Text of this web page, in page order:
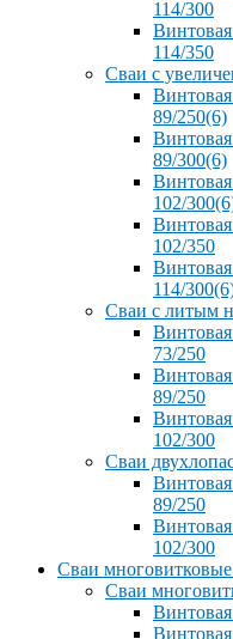
114/300
114/350
Сваи с
89/250(6)
89/300(6)
102/
102/350
114/
Сваи с литым
73/250
89/250
102/300
Сваи
89/250
102/300
Сваи
Сваи